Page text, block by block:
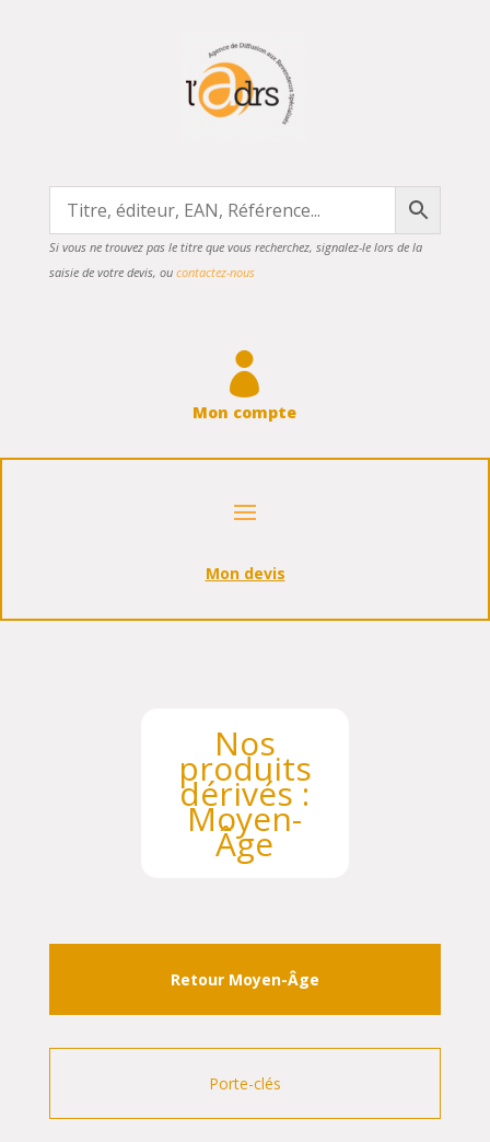
Si vous ne trouvez pas le titre que vous recherchez, signalez-le lors de la
saisie de votre devis, ou contactez-nous

Mon compte
Mon devis
Nos
produits
dérivés :
Moyen-
Âge
Retour Moyen-Âge
Porte-clés